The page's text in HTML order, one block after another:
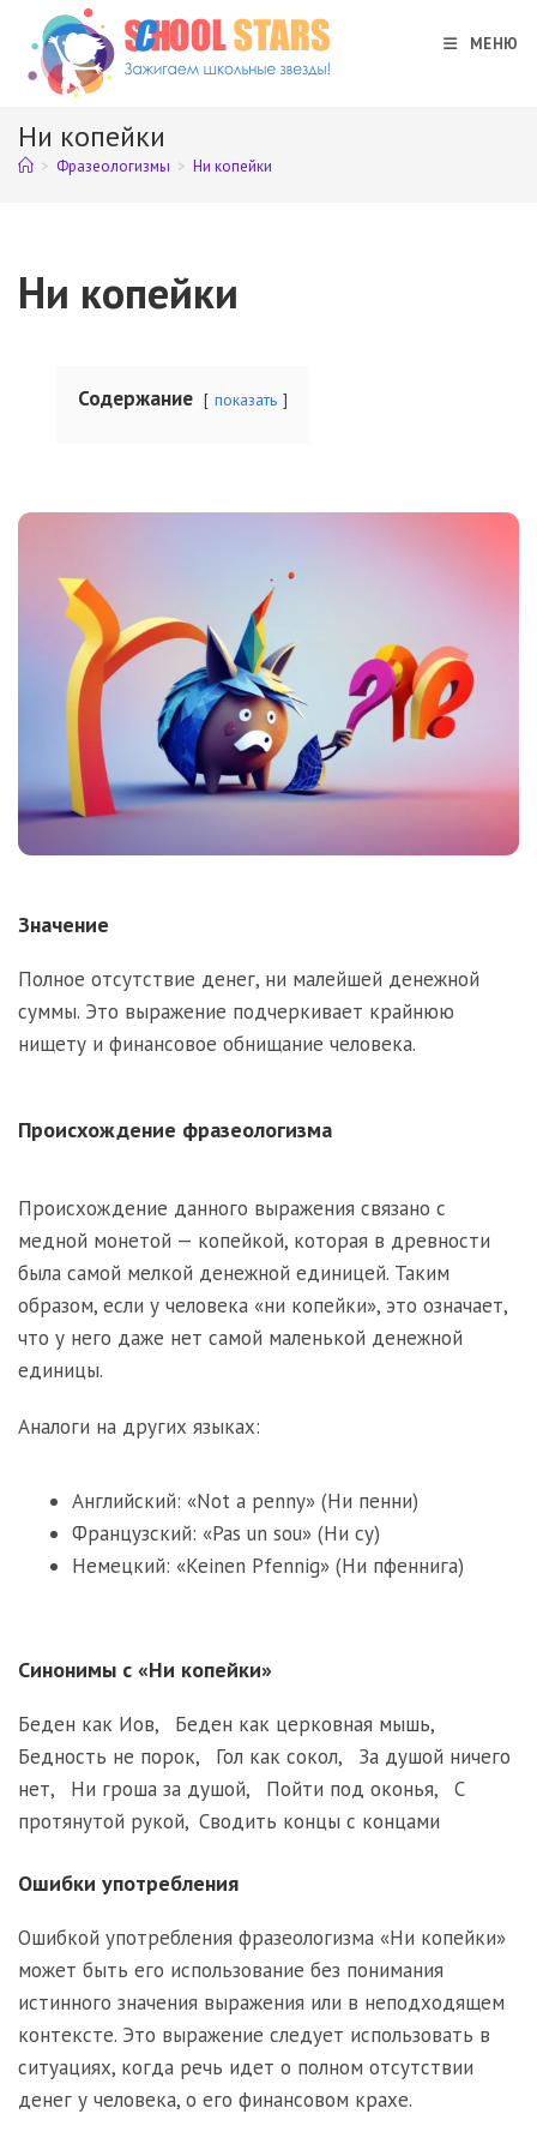
Перейти
содержимому
МЕНЮ
Ни копейки
> Фразеологизмы > Ни копейки
Ни копейки
Содержание показать
Значение
Полное отсутствие денег, ни малейшей денежной
суммы. Это выражение подчеркивает крайнюю
нищету и финансовое обнищание человека.
Происхождение фразеологизма
Происхождение данного выражения связано с
медной монетой — копейкой, которая в древности
была самой мелкой денежной единицей. Таким
образом, если у человека «ни копейки», это означает,
что у него даже нет самой маленькой денежной
единицы.
Аналоги на других языках:
Английский: «Not a penny» (Ни пенни)
Французский: «Pas un sou» (Ни су)
Немецкий: «Keinen Pfennig» (Ни пфеннига)
Синонимы с «Ни копейки»
Беден как Иов, Беден как церковная мышь,
Бедность не порок, Гол как сокол, За душой ничего
нет, Ни гроша за душой, Пойти под оконья, С
протянутой рукой, Сводить концы с концами
Ошибки употребления
Ошибкой употребления фразеологизма «Ни копейки»
может быть его использование без понимания
истинного значения выражения или в неподходящем
контексте. Это выражение следует использовать в
ситуациях, когда речь идет о полном отсутствии
денег у человека, о его финансовом крахе.